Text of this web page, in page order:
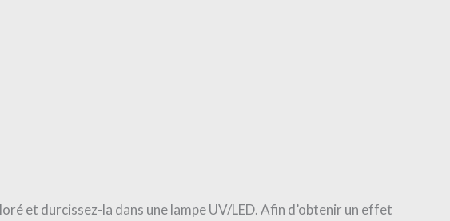
et durcissez-la dans une lampe UV/LED. Afin d’obtenir un effet